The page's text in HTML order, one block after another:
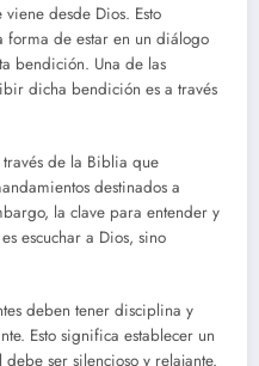
desde Dios. Esto
forma de estar en un diálogo
bendición. Una de las
dicha bendición es a través
de la Biblia que
destinados a
la clave para entender y
escuchar a Dios, sino
deben tener disciplina y
Esto significa establecer un
ser silencioso y relajante.